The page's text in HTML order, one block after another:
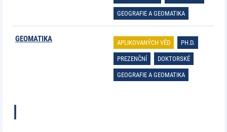
GEOGRAFIE A GEOMATIKA
GEOMATIKA APLIKOVANÝCH VĚD PH.D.
PREZENČNÍ DOKTORSKÉ
GEOGRAFIE A GEOMATIKA
I